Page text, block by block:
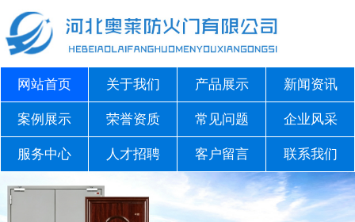
网站首页 关于我们 产品展示 新闻资讯
案例展示 荣誉资质 常见问题 企业风采
服务中心 人才招聘 客户留言 联系我们